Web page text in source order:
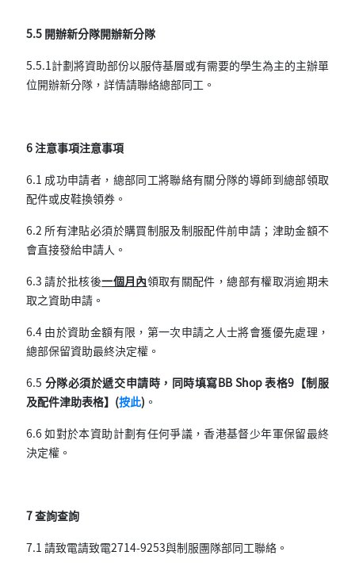
5.5 開辦新分隊開辦新分隊
5.5.1計劃將資助部份以服侍基層或有需要的學生為主的主辦單
位開辦新分隊，詳情請聯絡總部同工。
6 注意事項注意事項
6.1 成功申請者，總部同工將聯絡有關分隊的導師到總部領取
配件或皮鞋換領券。
6.2 所有津貼必須於購買制服及制服配件前申請；津助金額不
會直接發給申請人。
6.3 請於批核後一個月內領取有關配件，總部有權取消逾期未
取之資助申請。
6.4 由於資助金額有限，第一次申請之人士將會獲優先處理，
總部保留資助最終決定權。
6.5 分隊必須於遞交申請時，同時填寫BB Shop 表格9【制服
及配件津助表格】(按此) 。
6.6 如對於本資助計劃有任何爭議，香港基督少年軍保留最終
決定權。
7 查詢查詢
7.1 請致電請致電2714-9253與制服團隊部同工聯絡。